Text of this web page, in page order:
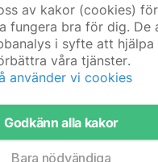
av kakor (cookies)
fungera bra för dig. De
i syfte att hjälpa
våra tjänster.
använder vi cookies
Godkänn alla kakor
Bara nödvändiga